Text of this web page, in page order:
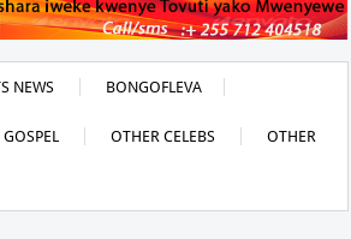
NEWS BONGOFLEVA
GOSPEL OTHER CELEBS OTHER